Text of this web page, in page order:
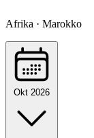
Afrika · Marokko
Okt 2026